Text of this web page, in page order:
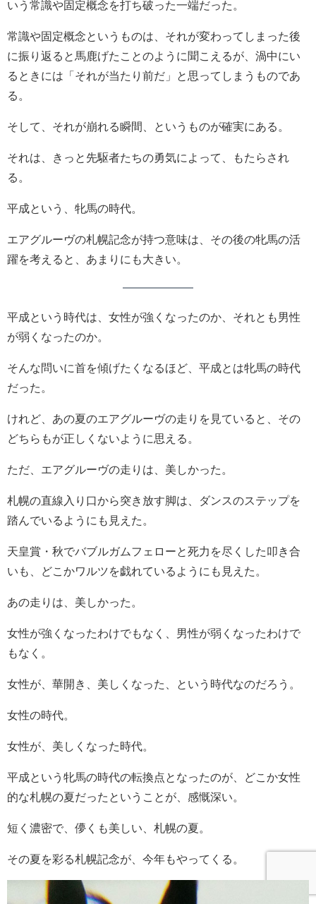
いう常識や固定概念を打ち破った一端だった。
常識や固定概念というものは、それが変わってしまった後
に振り返ると馬鹿げたことのように聞こえるが、渦中にい
るときには「それが当たり前だ」と思ってしまうものであ
る。
そして、それが崩れる瞬間、というものが確実にある。
それは、きっと先駆者たちの勇気によって、もたらされ
る。
平成という、牝馬の時代。
エアグルーヴの札幌記念が持つ意味は、その後の牝馬の活
躍を考えると、あまりにも大きい。
平成という時代は、女性が強くなったのか、それとも男性
が弱くなったのか。
そんな問いに首を傾げたくなるほど、平成とは牝馬の時代
だった。
けれど、あの夏のエアグルーヴの走りを見ていると、その
どちらもが正しくないように思える。
ただ、エアグルーヴの走りは、美しかった。
札幌の直線入り口から突き放す脚は、ダンスのステップを
踏んでいるようにも見えた。
天皇賞・秋でバブルガムフェローと死力を尽くした叩き合
いも、どこかワルツを戯れているようにも見えた。
あの走りは、美しかった。
女性が強くなったわけでもなく、男性が弱くなったわけで
もなく。
女性が、華開き、美しくなった、という時代なのだろう。
女性の時代。
女性が、美しくなった時代。
平成という牝馬の時代の転換点となったのが、どこか女性
的な札幌の夏だったということが、感慨深い。
短く濃密で、儚くも美しい、札幌の夏。
その夏を彩る札幌記念が、今年もやってくる。